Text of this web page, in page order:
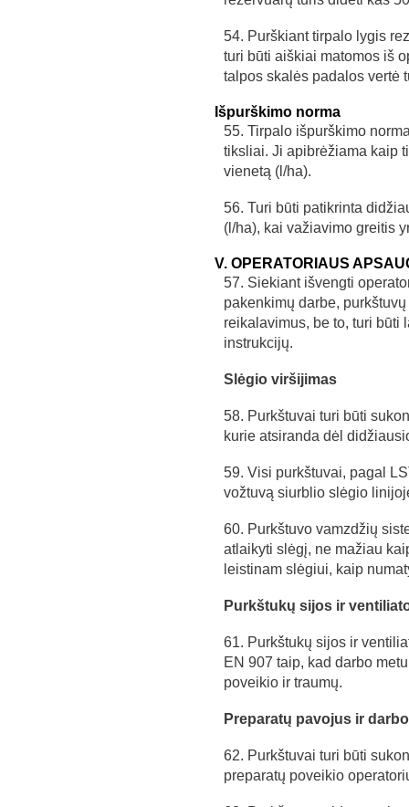
54. Purškiant tirpalo lygis
turi būti aiškiai matomos iš
talpos skalės padalos vertė
Išpurškimo norma
55. Tirpalo išpurškimo
tiksliai. Ji apibrėžiama kaip
vienetą (l/ha).
56. Turi būti patikrinta
(l/ha), kai važiavimo greitis
V. OPERATORIAUS
57. Siekiant išvengti
pakenkimų darbe,
reikalavimus, be to, turi būti
instrukcijų.
Slėgio viršijimas
58. Purkštuvai turi būti
kurie atsiranda dėl
59. Visi purkštuvai, pagal
vožtuvą siurblio slėgio
60. Purkštuvo vamzdžių
atlaikyti slėgį, ne mažiau
leistinam slėgiui, kaip
Purkštukų sijos ir
61. Purkštukų sijos ir
EN 907 taip, kad darbo
poveikio ir traumų.
Preparatų pavojus ir
62. Purkštuvai turi būti
preparatų poveikio